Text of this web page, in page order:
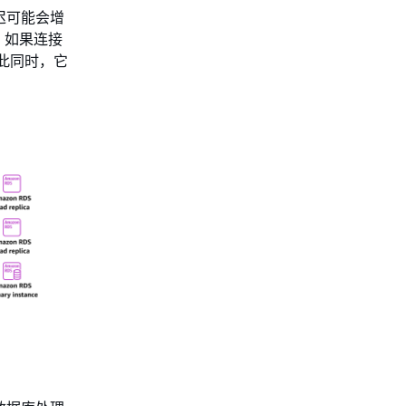
可能会增
如果连接
同时，它